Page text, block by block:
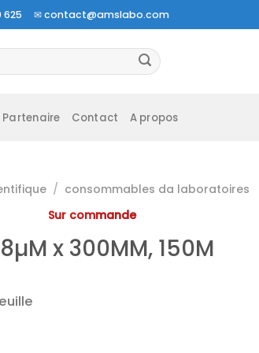
625 ✉contact@amslabo.com
Partenaire Contact A propos
/ consommables da laboratoires
Sur commande
x 300MM, 150M